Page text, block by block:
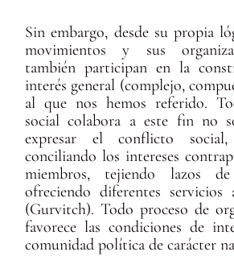
Sin embargo, desde su propia
movimientos y sus
también participan en la
interés general (complejo,
al que nos hemos referido.
social colabora a este fin no
expresar el conflicto
conciliando los intereses
miembros, tejiendo lazos
ofreciendo diferentes
(Gurvitch). Todo proceso de
favorece las condiciones de
comunidad política de carácter